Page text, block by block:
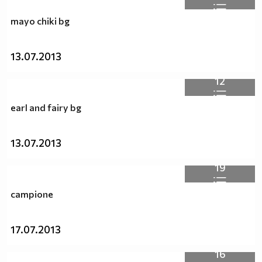
независимо дали хората са от един и същи пол.
Любовта е Любов!
Заповядаите тук :http://vbox7.com/groups/f38ae2aa224b
mayo chiki bg
13.07.2013
12
earl and fairy bg
13.07.2013
19
campione
17.07.2013
16